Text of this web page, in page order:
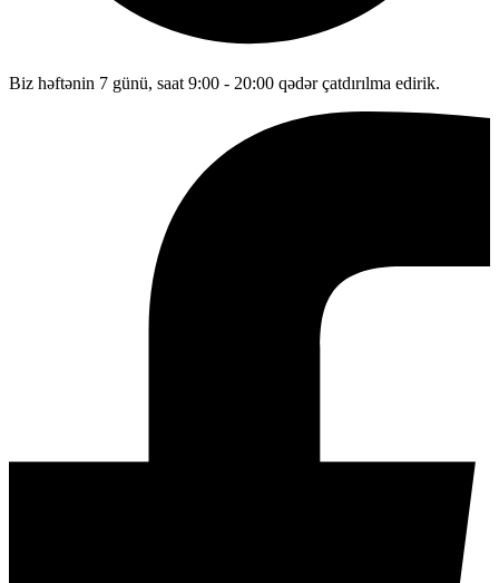
Biz həftənin 7 günü, saat 9:00 - 20:00 qədər çatdırılma edirik.